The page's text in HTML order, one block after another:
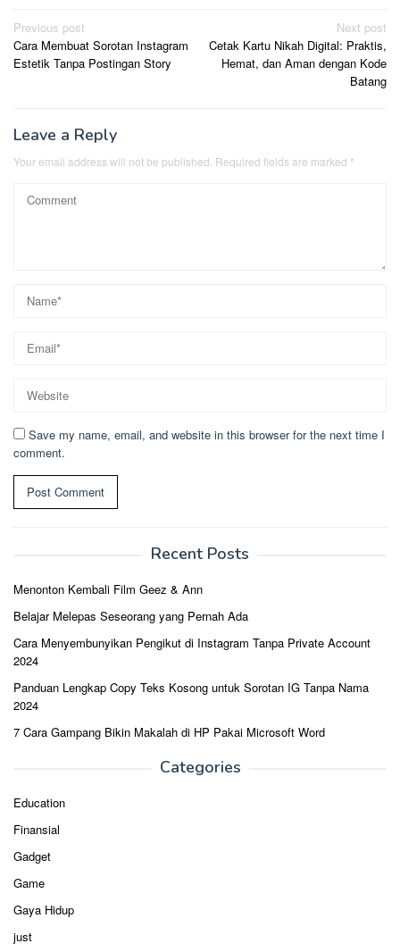
Post
navigation
Previous post
Cara Membuat Sorotan Instagram
Estetik Tanpa Postingan Story
Next post
Cetak Kartu Nikah Digital: Praktis,
Hemat, dan Aman dengan Kode
Batang
Leave a Reply
Your email address will not be published. Required fields are marked *
Save my name, email, and website in this browser for the next time I
comment.
Recent Posts
Menonton Kembali Film Geez & Ann
Belajar Melepas Seseorang yang Pernah Ada
Cara Menyembunyikan Pengikut di Instagram Tanpa Private Account
2024
Panduan Lengkap Copy Teks Kosong untuk Sorotan IG Tanpa Nama
2024
7 Cara Gampang Bikin Makalah di HP Pakai Microsoft Word
Categories
Education
Finansial
Gadget
Game
Gaya Hidup
just